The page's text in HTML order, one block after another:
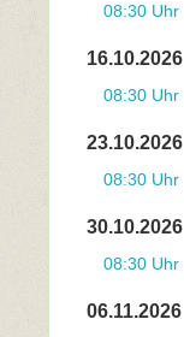
08:30 Uhr
16.10.2026
08:30 Uhr
23.10.2026
08:30 Uhr
30.10.2026
08:30 Uhr
06.11.2026